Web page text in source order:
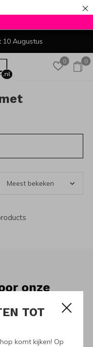
×
TOT
komt kijken! Op
0 0
Augustus
onze
en promoties